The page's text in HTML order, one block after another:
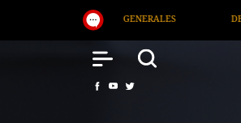
DESTACADOS NACIONAL